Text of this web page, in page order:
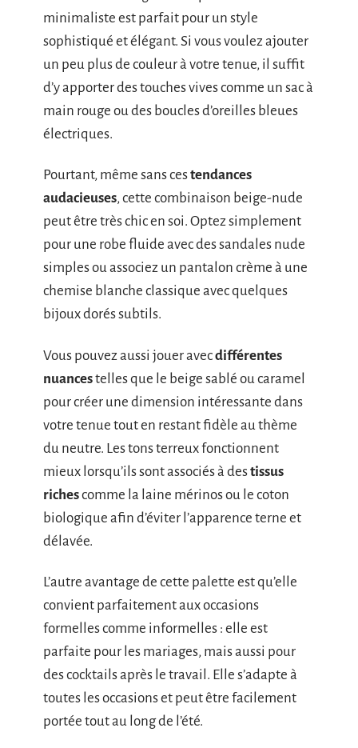
minimaliste est parfait pour un style
sophistiqué et élégant. Si vous voulez ajouter
un peu plus de couleur à votre tenue, il suffit
d’y apporter des touches vives comme un sac à
main rouge ou des boucles d’oreilles bleues
électriques.
Pourtant, même sans cestendances
audacieuses, cette combinaison beige-nude
peut être très chic en soi. Optez simplement
pour une robe fluide avec des sandales nude
simples ou associez un pantalon crème à une
chemise blanche classique avec quelques
bijoux dorés subtils.
Vous pouvez aussi jouer avecdifférentes
nuancestelles que le beige sablé ou caramel
pour créer une dimension intéressante dans
votre tenue tout en restant fidèle au thème
du neutre. Les tons terreux fonctionnent
mieux lorsqu’ils sont associés à destissus
richescomme la laine mérinos ou le coton
biologique afin d’éviter l’apparence terne et
délavée.
L’autre avantage de cette palette est qu’elle
convient parfaitement aux occasions
formelles comme informelles : elle est
parfaite pour les mariages, mais aussi pour
des cocktails après le travail. Elle s’adapte à
toutes les occasions et peut être facilement
portée tout au long de l’été.